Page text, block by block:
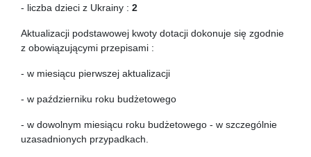
- liczba dzieci z Ukrainy : 2
Aktualizacji podstawowej kwoty dotacji dokonuje się zgodnie
z obowiązującymi przepisami :
- w miesiącu pierwszej aktualizacji
- w październiku roku budżetowego
- w dowolnym miesiącu roku budżetowego - w szczególnie
uzasadnionych przypadkach.